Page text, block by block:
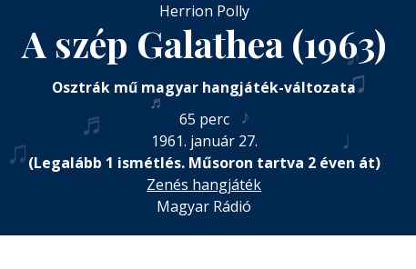
♫
♬
♪
♫
♬
Herrion Polly
A szép Galathea (1963)
Osztrák mű magyar hangjáték-változata
65 perc
1961. január 27.
(Legalább 1 ismétlés. Műsoron tartva 2 éven át)
Zenés hangjáték
Magyar Rádió